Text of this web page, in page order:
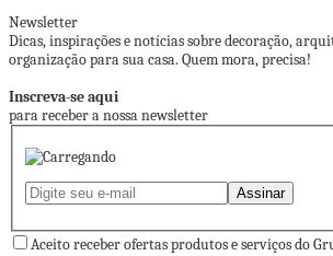
Newsletter
Dicas, inspirações e notícias sobre decoração,
organização para sua casa. Quem mora, precisa!
Inscreva-se aqui
para receber a nossa newsletter
Aceito receber ofertas produtos e serviços do